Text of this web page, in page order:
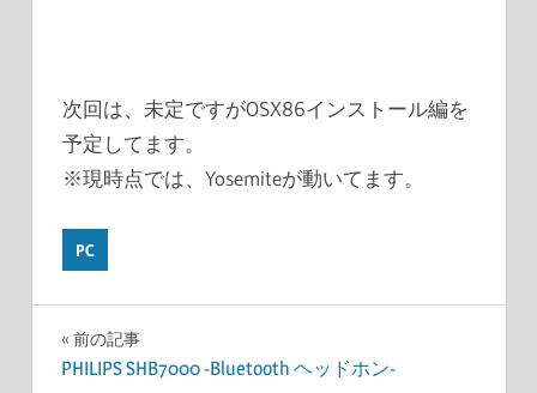
次回は、未定ですがOSX86インストール編を
予定してます。
※現時点では、Yosemiteが動いてます。
PC
投
前の記事
PHILIPS SHB7000 -Bluetooth ヘッドホン-